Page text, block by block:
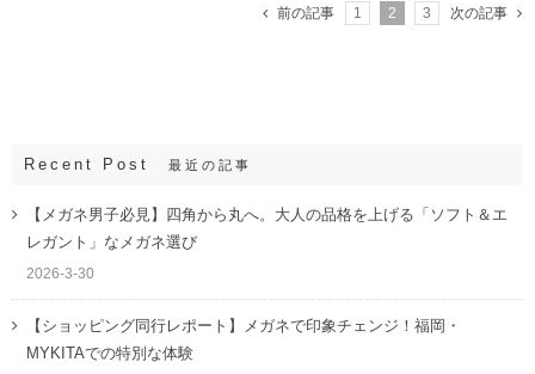
前の記事 1 2 3 次の記事
Recent Post 最近の記事
【メガネ男子必見】四角から丸へ。大人の品格を上げる「ソフト＆エ
レガント」なメガネ選び
2026-3-30
【ショッピング同行レポート】メガネで印象チェンジ！福岡・
MYKITAでの特別な体験